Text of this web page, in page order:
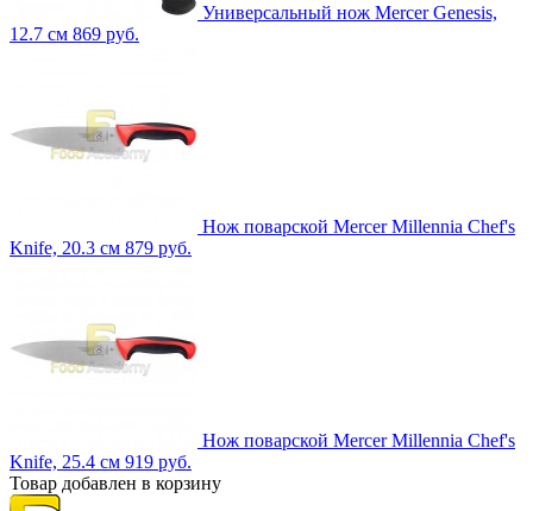
Универсальный нож Mercer Genesis,
12.7 см 869 руб.
Нож поварской Mercer Millennia Chef's
Knife, 20.3 см 879 руб.
Нож поварской Mercer Millennia Chef's
Knife, 25.4 см 919 руб.
Товар добавлен в корзину